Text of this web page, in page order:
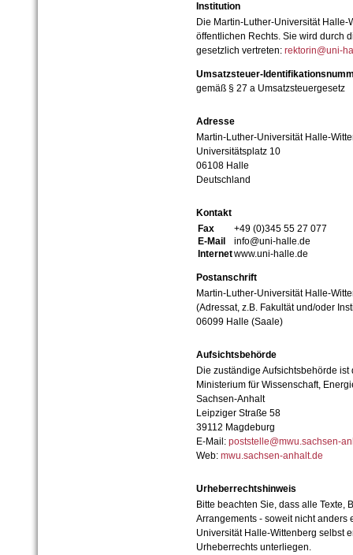
Institution
Die Martin-Luther-Universität
öffentlichen Rechts. Sie wird durch
gesetzlich vertreten: rektorin@uni-
Umsatzsteuer-
gemäß § 27 a Umsatzsteuergesetz
Adresse
Martin-Luther-Universität Halle-
Universitätsplatz 10
06108 Halle
Deutschland
Kontakt
Fax
+49 (0)345 55 27 077
E-Mail
info@uni-halle.de
Internetwww.uni-halle.de
Postanschrift
Martin-Luther-Universität Halle-
(Adressat, z.B. Fakultät und/oder
06099 Halle (Saale)
Aufsichtsbehörde
Die zuständige Aufsichtsbehörde ist
Ministerium für Wissenschaft,
Sachsen-Anhalt
Leipziger Straße 58
39112 Magdeburg
E-Mail: poststelle@mwu.sachsen-
Web: mwu.sachsen-anhalt.de
Urheberrechtshinweis
Bitte beachten Sie, dass alle Texte,
Arrangements - soweit nicht anders
Universität Halle-Wittenberg selbst
Urheberrechts unterliegen.